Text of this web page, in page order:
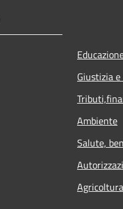
Giustizia
Ambiente
Salute,